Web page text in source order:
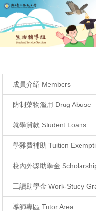
跳
到
主
內
國立彰化師範
網站導覽 (Site Map)
:::
成員介紹 Members
防制藥物濫用 Drug Abuse
就學貸款 Student Loans
學雜費補助 Tuition
校內外獎助學金
工讀助學金 Work-Study
導師專區 Tutor Area